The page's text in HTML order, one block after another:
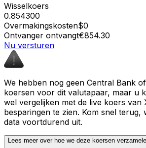
Wisselkoers
0.854300
Overmakingskosten$0
Ontvanger ontvangt€854.30
Nu versturen
We hebben nog geen Central Bank
koersen voor dit valutapaar, maar u
wel vergelijken met de live koers van
besparingen te zien. Kom snel terug,
data voortdurend uit.
Lees meer over hoe we deze koersen